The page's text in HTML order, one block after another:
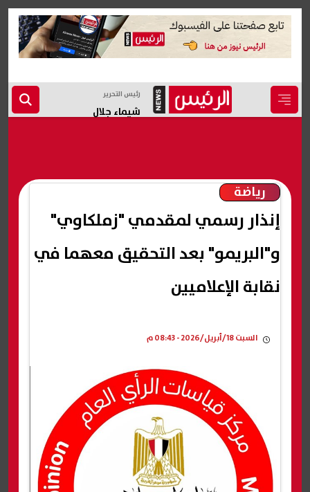
رئيس التحرير
شيماء جلال
رياضة
إنذار رسمي لمقدمي "زملكاوي"
و"البريمو" بعد التحقيق معهما في
نقابة الإعلاميين
السبت 18/أبريل/2026 - 08:43 م